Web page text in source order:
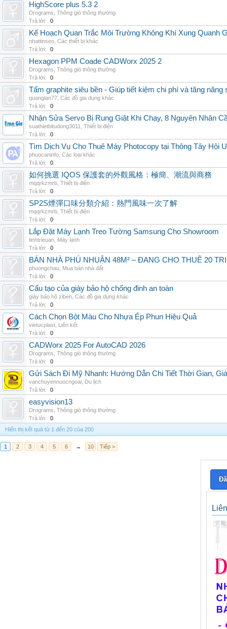
HighScore plus 5.3 2
Drograms Thông gió thông thường
Trả lời:
0
Kế Hoạch Quan Trắc Môi Trường Không Khí Xung Quanh
nhattinseo Các thiết bị khác
Trả lời:
0
Hexagon PPM Coade CADWorx 2025 2
Drograms Thông gió thông thường
Trả lời:
0
Tấm graphite siêu bền - Giúp tiết kiệm chi phí và tăng năng
quanglan77 Các đồ gia dụng khác
Trả lời:
0
Nhận Sửa Servo Bị Rung Giật Khi Chạy, 8 Nguyên Nhân
suathietbitudong3011
Thiết bị điện
Trả lời:
0
Tìm Dịch Vụ Cho Thuê Máy Photocopy tại Thông Tây Hội
phuocaninfo Các loại khác
Trả lời:
0
如何挑選 IQOS 保護套的外觀風格：極簡、潮流與商務
mqqrkzmrb Thiết bị điện
Trả lời:
0
SP2S煙彈口味分類介紹：熱門風味一次了解
mqqrkzmrb Thiết bị điện
Trả lời:
0
Lắp Đặt Máy Lạnh Treo Tường Samsung Cho Showroom
tinhtrieuan Máy lạnh
Trả lời:
0
BÁN NHÀ PHÚ NHUẬN 48M² – ĐANG CHO THUÊ 20
phuongchau Mua bán nhà đất
Trả lời:
0
Cấu tạo của giày bảo hộ chống đinh an toàn
giày bảo hộ ziben Các đồ gia dụng khác
Trả lời:
0
Cách Chọn Bột Màu Cho Nhựa Ép Phun Hiệu Quả
vietucplast Liên kết
Trả lời:
0
CADWorx 2025 For AutoCAD 2026
Drograms Thông gió thông thường
Trả lời:
0
Gửi Sách Đi Mỹ Nhanh: Hướng Dẫn Chi Tiết Thời Gian,
vanchuyennuocngoai Du lịch
Trả lời:
0
easyvision13
Drograms Thông gió thông thường
Trả lời:
0
Hiển thị kết quả từ 1 đến 20 của 200
1 2 3 4 5 6 → 10 Tiếp >